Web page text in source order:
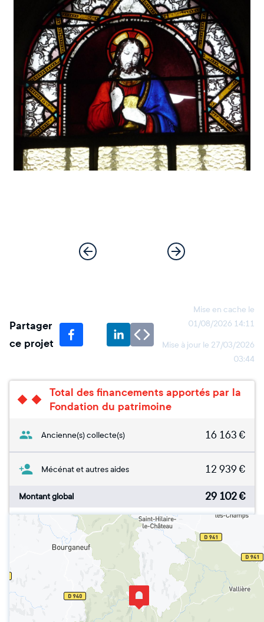
Partager
ce projet
Mise en cache le
01/08/2026 14:11
Mise à jour le 27/03/2026
03:44
Total des financements apportés par la
Fondation du patrimoine
Ancienne(s) collecte(s) 16 163 €
Mécénat et autres aides 12 939€
Montant global 29 102€